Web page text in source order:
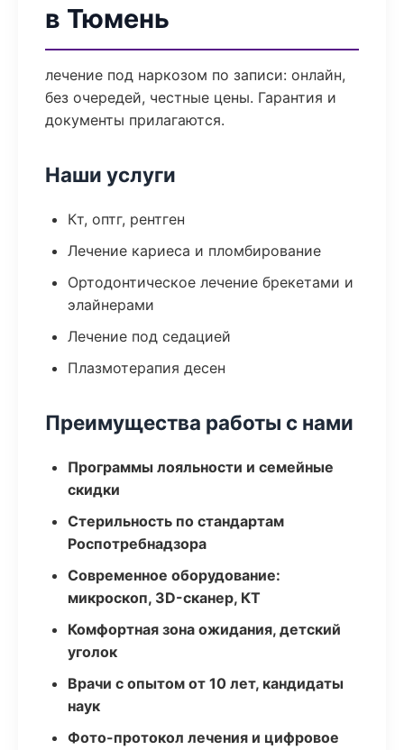
в Тюмень
лечение под наркозом по записи: онлайн,
без очередей, честные цены. Гарантия и
документы прилагаются.
Наши услуги
Кт, оптг, рентген
Лечение кариеса и пломбирование
Ортодонтическое лечение брекетами и
элайнерами
Лечение под седацией
Плазмотерапия десен
Преимущества работы с нами
Программы лояльности и семейные
скидки
Стерильность по стандартам
Роспотребнадзора
Современное оборудование:
микроскоп, 3D-сканер, КТ
Комфортная зона ожидания, детский
уголок
Врачи с опытом от 10 лет, кандидаты
наук
Фото-протокол лечения и цифровое